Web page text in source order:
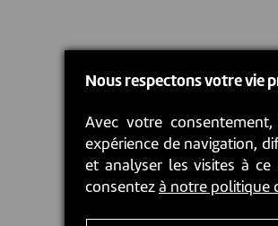
Nous respectons votre vie
Avec votre
expérience de navigation,
et analyser les visites à
consentezà notre politique